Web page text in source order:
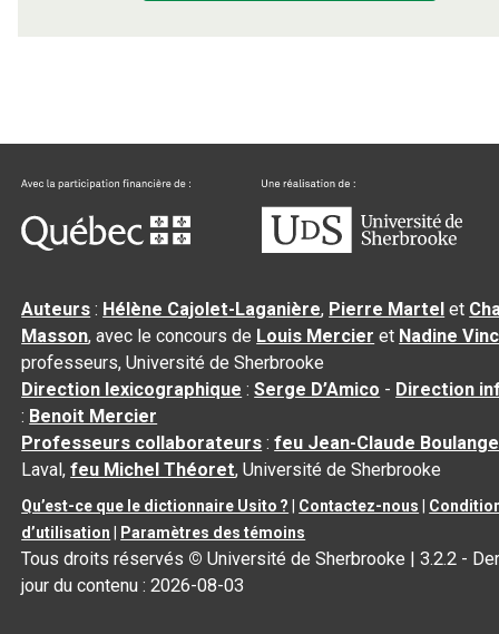
Auteurs : Hélène Cajolet-Laganière, Pierre Martel et
Masson, avec le concours de Louis Mercier et Nadine
professeurs, Université de Sherbrooke
Direction lexicographique :Serge D’Amico - Direction
: Benoit Mercier
Professeurs collaborateurs :feu Jean-Claude
Laval,feu Michel Théoret, Université de Sherbrooke
Qu’est-ce que le dictionnaire Usito ? Contactez-nous
d’utilisation
Paramètres des témoins
Tous droits réservés © Université de Sherbrooke |3.2.2 -
jour du contenu :2026-08-03